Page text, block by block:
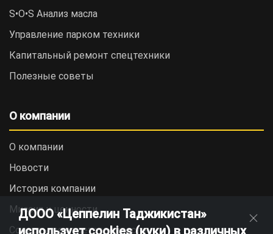
S•O•S Анализ масла
Управление парком техники
Капитальный ремонт спецтехники
Полезные советы
О компании
О компании
Новости
История компании
Миссия и ценности
Социальная ответственность
ДООО «Цеппелин Таджикистан»
использует cookies (куки) в различных